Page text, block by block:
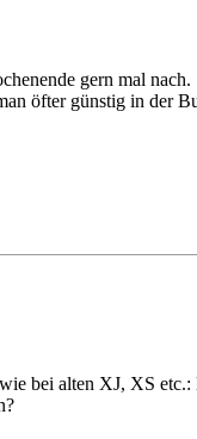
gern mal nach.
öfter günstig in der
bei alten XJ, XS